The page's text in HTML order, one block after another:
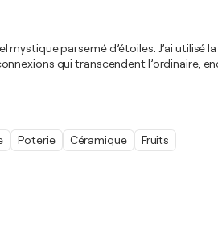
parsemé d’étoiles. J’ai utilisé
qui transcendent l’ordinaire,
Poterie Céramique Fruits